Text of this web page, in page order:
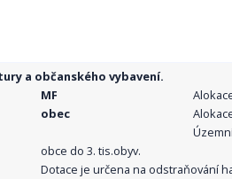
a občanského vybavení.
MF
obec
obce do 3. tis.obyv.
Dotace je určena na odstraňování